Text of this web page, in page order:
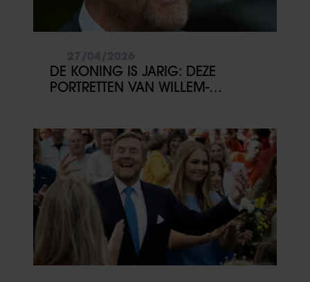
DE KONING IS JARIG: DEZE
PORTRETTEN VAN WILLEM-